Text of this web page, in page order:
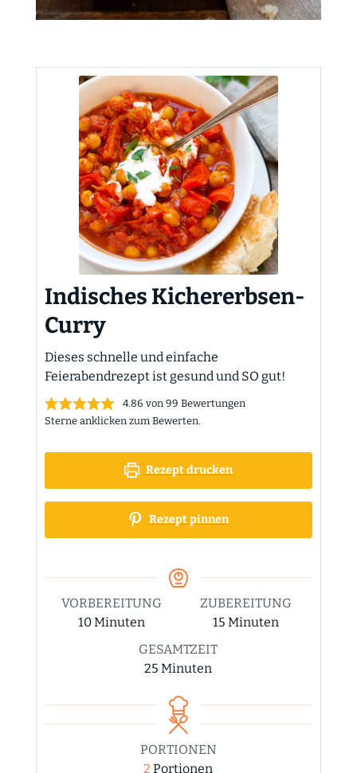
Indisches Kichererbsen-
Curry
Dieses schnelle und einfache
Feierabendrezept ist gesund und SO gut!
4.86 von 99 Bewertungen
Sterne anklicken zum Bewerten.
Rezept drucken
Rezept pinnen
VORBEREITUNG
10Minuten
Minuten
ZUBEREITUNG
15Minuten
Minuten
GESAMTZEIT
25 Minuten
Minuten
PORTIONEN
2 Portionen